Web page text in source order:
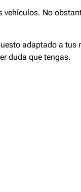
No
adaptado a tus
duda que tengas.